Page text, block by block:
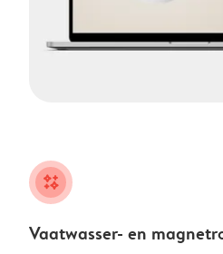
night
Vaatwasser- en